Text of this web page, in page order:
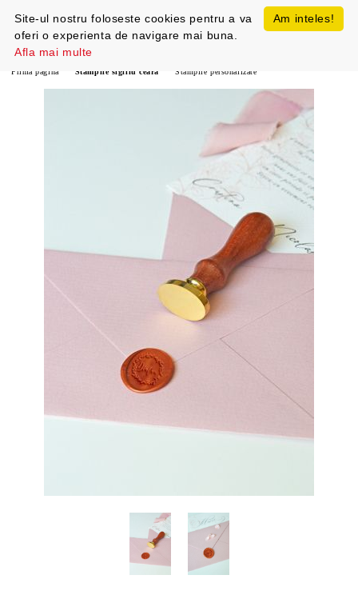
Prima pagină Stampile sigiliu ceara Stampile personalizate
Am inteles!
Site-ul nostru foloseste cookies pentru a va
oferi o experienta de navigare mai buna.
Afla mai multe